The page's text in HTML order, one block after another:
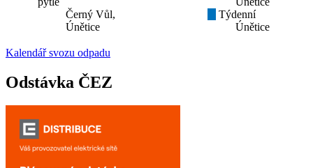
Černý Vůl,
Únětice
Týdenní
Únětice
Kalendář svozu odpadu
Odstávka ČEZ